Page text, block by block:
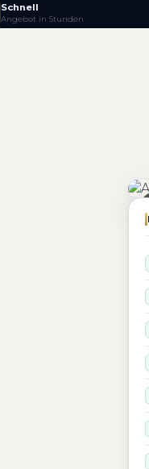
Schnell
Angebot in Stunden